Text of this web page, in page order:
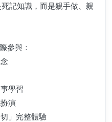
記知識，而是親手做、親
參與：
學習
演
」完整體驗